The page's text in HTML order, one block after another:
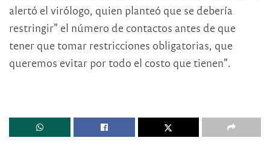
alertó el virólogo, quien planteó que se debería
restringir” el número de contactos antes de que
tener que tomar restricciones obligatorias, que
queremos evitar por todo el costo que tienen”.